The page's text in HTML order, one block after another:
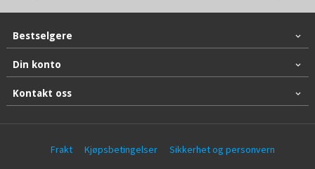
Bestselgere
Din konto
Kontakt oss
Frakt Kjøpsbetingelser Sikkerhet og personvern